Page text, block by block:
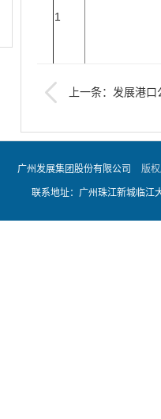
1
2、送货地址：广州
4、付款方式：在满
A、发包方收到货物
上一条：发展港
广州发展集团股份有限公司 版
联系地址：广州珠江新城临江